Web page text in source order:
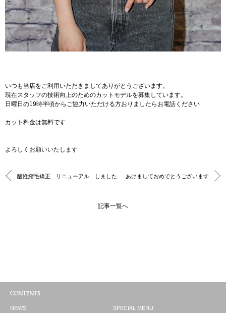
いつも当店をご利用いただきましてありがとうございます。
現在スタッフの技術向上のためのカットモデルを募集しています。
日曜日の19時半頃からご協力いただける方おりましたらお電話ください
カット料金は無料です
よろしくお願いいたします
酸性縮毛矯正 リニューアル しました あけましておめでとうございます
記事一覧へ
CONTENTS
NEWS SPECIAL MENU